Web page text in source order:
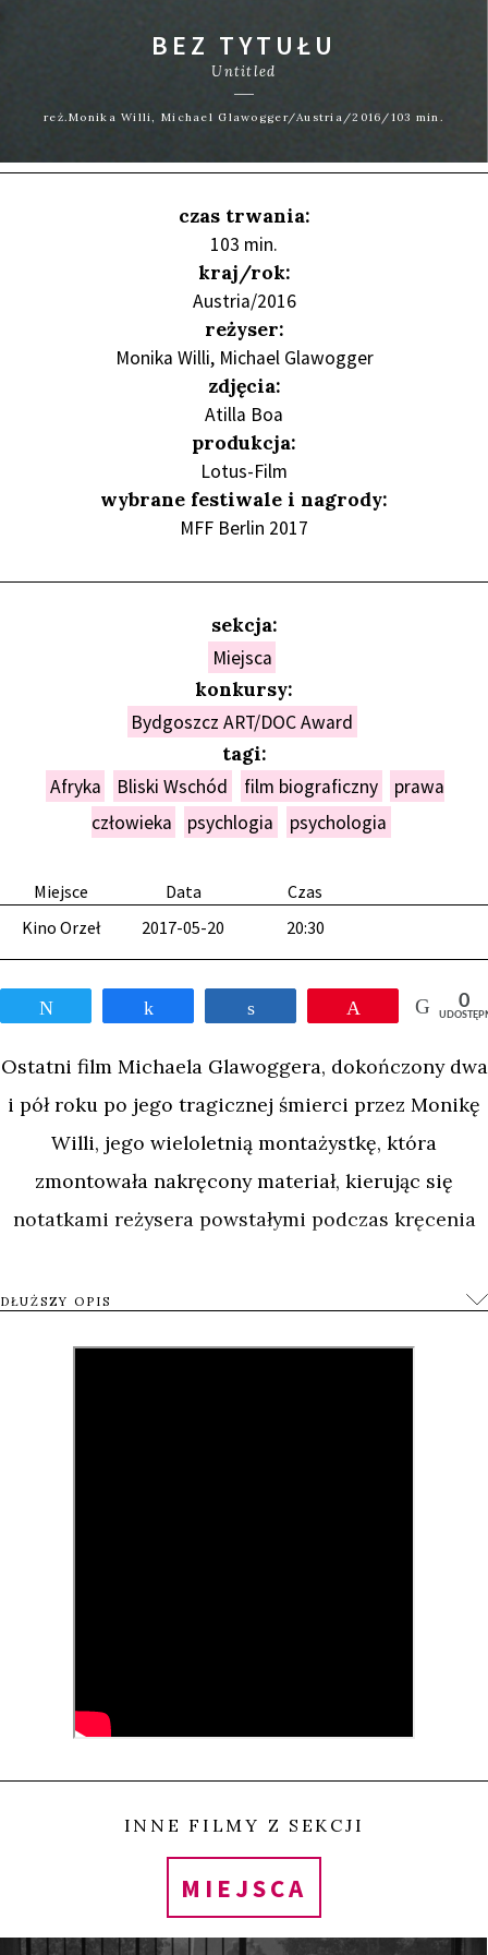
BEZ TYTUŁU
Untitled
reż.Monika Willi, Michael Glawogger/Austria/2016/103 min.
Miejsce Data
Czas
Kino Orzeł
2017-05-20 20:30
Przypnij 0
Ostatni film Michaela Glawoggera, dokończony dwa
i pół roku po jego tragicznej śmierci przez Monikę
Willi, jego wieloletnią montażystkę, która
zmontowała nakręcony materiał, kierując się
notatkami reżysera powstałymi podczas kręcenia
grafomanii i banale – to w tym przypadku rezultat
jest olśniewający. Film wytrzymuje porównanie z
arcydziełami autorskiego kina z lat 60. ubiegłego
wieku. Przez ekran płyną, wdzierając się w naszą
podświadomość, hipnotyczne obrazy będące śladem
zapisu podróży przez Włochy, Bałkany, kraje
Maghrebu i Saharę, aż po wschodnie wybrzeże
DŁUŻSZY OPIS
czas trwania:
103 min.
kraj/rok:
Austria/2016
reżyser:
Monika Willi, Michael Glawogger
zdjęcia:
Atilla Boa
produkcja:
Lotus-Film
wybrane festiwale i nagrody:
MFF Berlin 2017
sekcja:
Miejsca
konkursy:
Bydgoszcz ART/DOC Award
tagi:
Afryka Bliski Wschód film biograficzny
prawa
człowieka
psychlogia psychologia
INNE FILMY Z SEKCJI
MIEJSCA